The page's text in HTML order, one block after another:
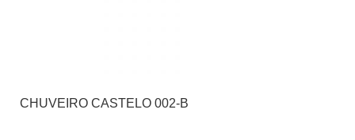
CHUVEIRO CASTELO 002-B